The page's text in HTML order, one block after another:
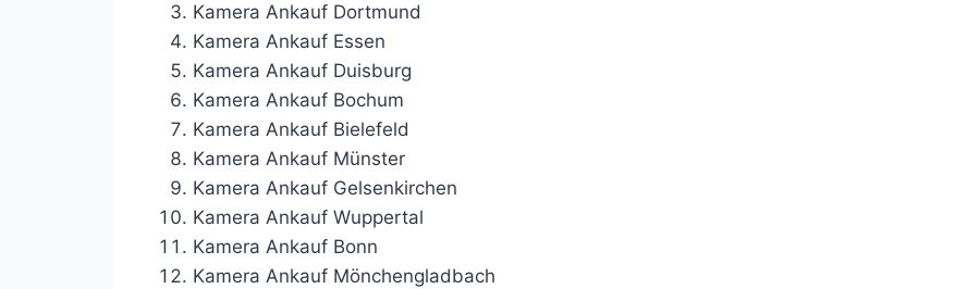
Kamera Ankauf Dortmund
Kamera Ankauf Essen
Kamera Ankauf Duisburg
Kamera Ankauf Bochum
Kamera Ankauf Bielefeld
Kamera Ankauf Münster
Kamera Ankauf Gelsenkirchen
Kamera Ankauf Wuppertal
Kamera Ankauf Bonn
Kamera Ankauf Mönchengladbach